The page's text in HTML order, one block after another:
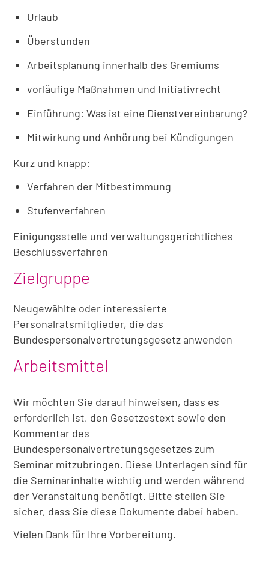
Urlaub
Überstunden
Arbeitsplanung innerhalb des Gremiums
vorläufige Maßnahmen und Initiativrecht
Einführung: Was ist eine Dienstvereinbarung?
Mitwirkung und Anhörung bei Kündigungen
Kurz und knapp:
Verfahren der Mitbestimmung
Stufenverfahren
Einigungsstelle und verwaltungsgerichtliches
Beschlussverfahren
Zielgruppe
Neugewählte oder interessierte
Personalratsmitglieder, die das
Bundespersonalvertretungsgesetz anwenden
Arbeitsmittel
Wir möchten Sie darauf hinweisen, dass es
erforderlich ist, den Gesetzestext sowie den
Kommentar des
Bundespersonalvertretungsgesetzes zum
Seminar mitzubringen. Diese Unterlagen sind für
die Seminarinhalte wichtig und werden während
der Veranstaltung benötigt. Bitte stellen Sie
sicher, dass Sie diese Dokumente dabei haben.
Vielen Dank für Ihre Vorbereitung.